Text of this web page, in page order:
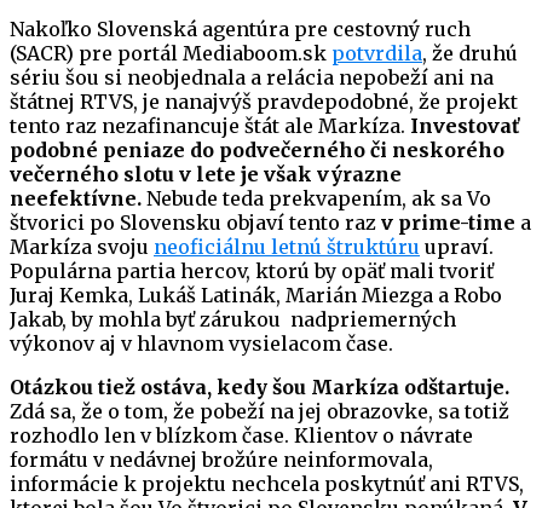
Nakoľko Slovenská agentúra pre cestovný ruch
(SACR) pre portál Mediaboom.sk potvrdila, že druhú
sériu šou si neobjednala a relácia nepobeží ani na
štátnej RTVS, je nanajvýš pravdepodobné, že projekt
tento raz nezafinancuje štát ale Markíza. Investovať
podobné peniaze do podvečerného či neskorého
večerného slotu v lete je však výrazne
neefektívne. Nebude teda prekvapením, ak sa Vo
štvorici po Slovensku objaví tento raz v prime-time a
Markíza svoju neoficiálnu letnú štruktúru upraví.
Populárna partia hercov, ktorú by opäť mali tvoriť
Juraj Kemka, Lukáš Latinák, Marián Miezga a Robo
Jakab, by mohla byť zárukou nadpriemerných
výkonov aj v hlavnom vysielacom čase.
Otázkou tiež ostáva, kedy šou Markíza odštartuje.
Zdá sa, že o tom, že pobeží na jej obrazovke, sa totiž
rozhodlo len v blízkom čase. Klientov o návrate
formátu v nedávnej brožúre neinformovala,
informácie k projektu nechcela poskytnúť ani RTVS,